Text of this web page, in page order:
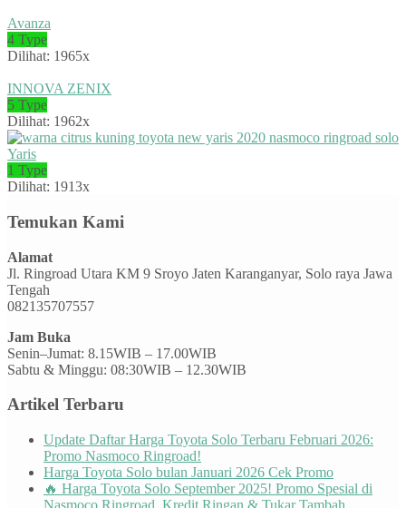
Avanza
4 Type
Dilihat: 1965x
INNOVA ZENIX
5 Type
Dilihat: 1962x
Yaris
1 Type
Dilihat: 1913x
Temukan Kami
Alamat
Jl. Ringroad Utara KM 9 Sroyo Jaten Karanganyar, Solo raya Jawa
Tengah
082135707557
Jam Buka
Senin–Jumat: 8.15WIB – 17.00WIB
Sabtu & Minggu: 08:30WIB – 12.30WIB
Artikel Terbaru
Update Daftar Harga Toyota Solo Terbaru Februari 2026:
Promo Nasmoco Ringroad!
Harga Toyota Solo bulan Januari 2026 Cek Promo
🔥 Harga Toyota Solo September 2025! Promo Spesial di